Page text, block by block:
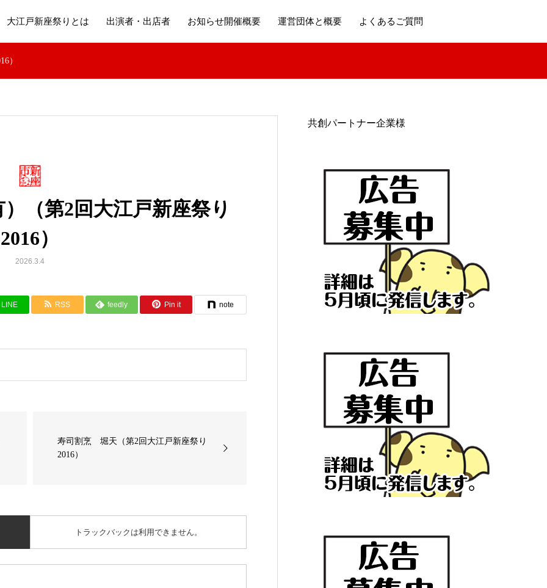
大江戸新座祭りとは 出演者・出店者 お知らせ開催概要 運営団体と概要 よくあるご質問
）
（第2回大江戸新座祭り
2016）
2026.3.4
LINE RSS feedly Pin it note
寿司割烹 堀天（第2回大江戸新座祭り
2016）
トラックバックは利用できません。
共創パートナー企業様